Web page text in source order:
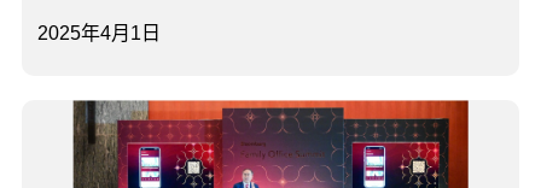
2025年4月1日